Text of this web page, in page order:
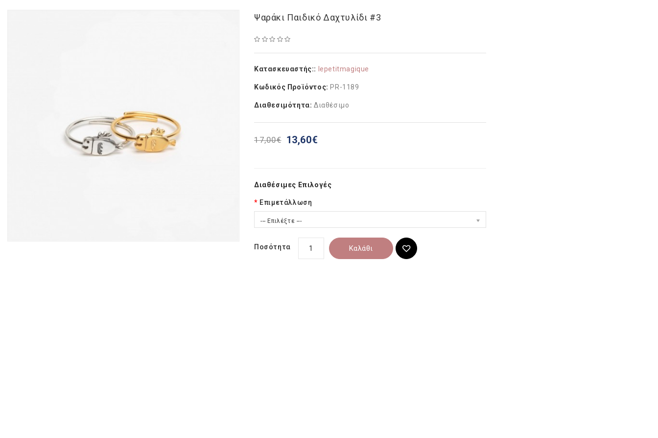
Ψαράκι Παιδικό Δαχτυλίδι #3
Κατασκευαστής:: lepetitmagique
Κωδικός Προϊόντος: PR-1189
Διαθεσιμότητα: Διαθέσιμο
17,00€ 13,60€
Διαθέσιμες Επιλογές
Επιμετάλλωση
--- Επιλέξτε ---
Ποσότητα Καλάθι